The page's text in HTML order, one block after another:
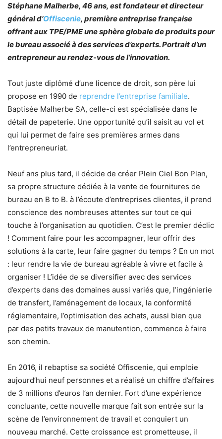
Stéphane Malherbe, 46 ans, est fondateur et directeur
général d’Offiscenie, première entreprise française
offrant aux TPE/PME une sphère globale de produits pour
le bureau associé à des services d’experts. Portrait d’un
entrepreneur au rendez-vous de l’innovation.
Tout juste diplômé d’une licence de droit, son père lui
propose en 1990 de reprendre l’entreprise familiale.
Baptisée Malherbe SA, celle-ci est spécialisée dans le
détail de papeterie. Une opportunité qu’il saisit au vol et
qui lui permet de faire ses premières armes dans
l’entrepreneuriat.
Neuf ans plus tard, il décide de créer Plein Ciel Bon Plan,
sa propre structure dédiée à la vente de fournitures de
bureau en B to B. à l’écoute d’entreprises clientes, il prend
conscience des nombreuses attentes sur tout ce qui
touche à l’organisation au quotidien. C’est le premier déclic
! Comment faire pour les accompagner, leur offrir des
solutions à la carte, leur faire gagner du temps ? En un mot
: leur rendre la vie de bureau agréable à vivre et facile à
organiser ! L’idée de se diversifier avec des services
d’experts dans des domaines aussi variés que, l’ingénierie
de transfert, l’aménagement de locaux, la conformité
réglementaire, l’optimisation des achats, aussi bien que
par des petits travaux de manutention, commence à faire
son chemin.
En 2016, il rebaptise sa société Offiscenie, qui emploie
aujourd’hui neuf personnes et a réalisé un chiffre d’affaires
de 3 millions d’euros l’an dernier. Fort d’une expérience
concluante, cette nouvelle marque fait son entrée sur la
scène de l’environnement de travail et conquiert un
nouveau marché. Cette croissance est prometteuse, il